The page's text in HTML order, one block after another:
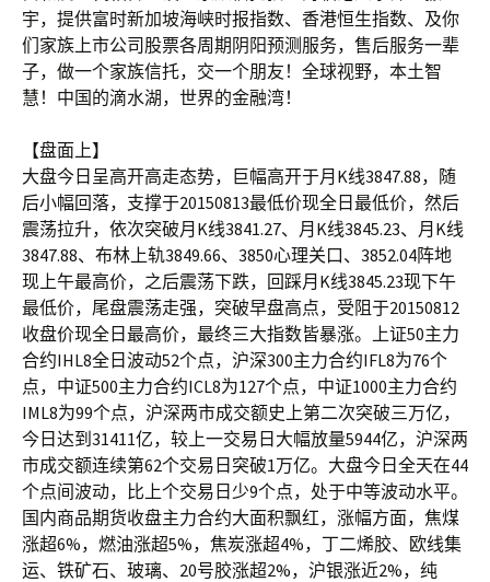
宇，提供富时新加坡海峡时报指数、香港恒生指数、及你
们家族上市公司股票各周期阴阳预测服务，售后服务一辈
子，做一个家族信托，交一个朋友！全球视野，本土智
慧！中国的滴水湖，世界的金融湾！
【盘面上】
大盘今日呈高开高走态势，巨幅高开于月K线3847.88，随
后小幅回落，支撑于20150813最低价现全日最低价，然后
震荡拉升，依次突破月K线3841.27、月K线3845.23、月K线
3847.88、布林上轨3849.66、3850心理关口、3852.04阵地
现上午最高价，之后震荡下跌，回踩月K线3845.23现下午
最低价，尾盘震荡走强，突破早盘高点，受阻于20150812
收盘价现全日最高价，最终三大指数皆暴涨。上证50主力
合约IHL8全日波动52个点，沪深300主力合约IFL8为76个
点，中证500主力合约ICL8为127个点，中证1000主力合约
IML8为99个点，沪深两市成交额史上第二次突破三万亿，
今日达到31411亿，较上一交易日大幅放量5944亿，沪深两
市成交额连续第62个交易日突破1万亿。大盘今日全天在44
个点间波动，比上个交易日少9个点，处于中等波动水平。
国内商品期货收盘主力合约大面积飘红，涨幅方面，焦煤
涨超6%，燃油涨超5%，焦炭涨超4%，丁二烯胶、欧线集
运、铁矿石、玻璃、20号胶涨超2%，沪银涨近2%，纯